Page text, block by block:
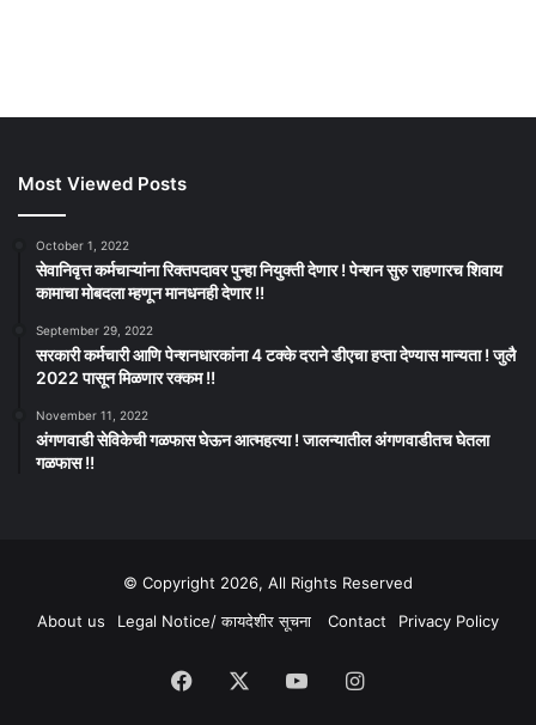
Most Viewed Posts
October 1, 2022
सेवानिवृत्त कर्मचाऱ्यांना रिक्तपदावर पुन्हा नियुक्ती देणार ! पेन्शन सुरु राहणारच शिवाय
कामाचा मोबदला म्हणून मानधनही देणार !!
September 29, 2022
सरकारी कर्मचारी आणि पेन्शनधारकांना 4 टक्के दराने डीएचा हप्ता देण्यास मान्यता ! जुलै
2022 पासून मिळणार रक्कम !!
November 11, 2022
अंगणवाडी सेविकेची गळफास घेऊन आत्महत्या ! जालन्यातील अंगणवाडीतच घेतला
गळफास !!
© Copyright 2026, All Rights Reserved
About us
Legal Notice/ कायदेशीर सूचना Contact Privacy Policy
Facebook YouTubeInstagram